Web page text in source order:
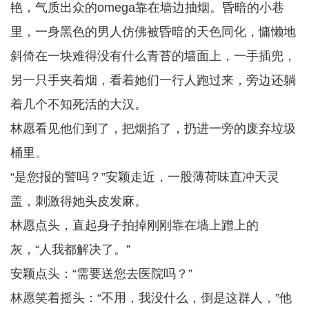
艳，气质出众的omega靠在墙边抽烟。昏暗的小巷
里，一身黑色的男人仿佛被昏暗的天色同化，慵懒地
斜倚在一块难得没有什么青苔的墙面上，一手插兜，
另一只手夹着烟，看着她们一行人跑过来，旁边还躺
着几个不知死活的大汉。
林愿看见他们到了，把烟掐了，扔进一旁的废弃垃圾
桶里。
“是您报的警吗？”安颖走近，一股薄荷味直冲天灵
盖，刺激得她头皮发麻。
林愿点头，直起身子拍掉刚刚靠在墙上蹭上的
灰，“人我都解决了。”
安颖点头：“需要送您去医院吗？”
林愿笑着摇头：“不用，我没什么，倒是这群人，”他